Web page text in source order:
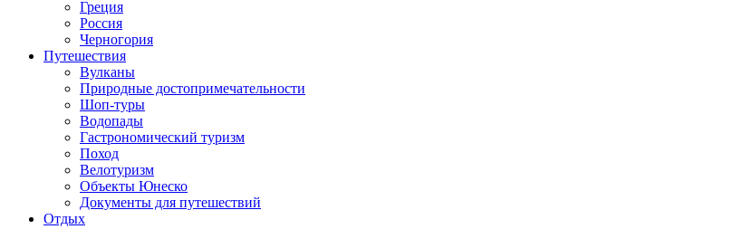
Греция
Россия
Черногория
Путешествия
Вулканы
Природные достопримечательности
Шоп-туры
Водопады
Гастрономический туризм
Поход
Велотуризм
Объекты Юнеско
Документы для путешествий
Отдых